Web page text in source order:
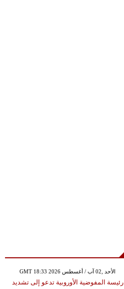
GMT 18:33 2026 الأحد ,02 آب / أغسطس
رئيسة المفوضية الأوروبية تدعو إلى تشديد